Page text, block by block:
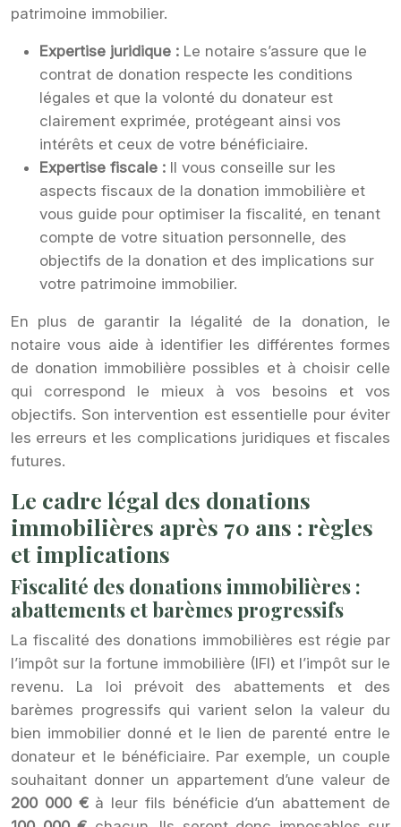
patrimoine immobilier.
Expertise juridique : Le notaire s’assure que le
contrat de donation respecte les conditions
légales et que la volonté du donateur est
clairement exprimée, protégeant ainsi vos
intérêts et ceux de votre bénéficiaire.
Expertise fiscale : Il vous conseille sur les
aspects fiscaux de la donation immobilière et
vous guide pour optimiser la fiscalité, en tenant
compte de votre situation personnelle, des
objectifs de la donation et des implications sur
votre patrimoine immobilier.
En plus de garantir la légalité de la donation, le
notaire vous aide à identifier les différentes formes
de donation immobilière possibles et à choisir celle
qui correspond le mieux à vos besoins et vos
objectifs. Son intervention est essentielle pour éviter
les erreurs et les complications juridiques et fiscales
futures.
Le cadre légal des donations
immobilières après 70 ans : règles
et implications
Fiscalité des donations immobilières :
abattements et barèmes progressifs
La fiscalité des donations immobilières est régie par
l’impôt sur la fortune immobilière (IFI) et l’impôt sur le
revenu. La loi prévoit des abattements et des
barèmes progressifs qui varient selon la valeur du
bien immobilier donné et le lien de parenté entre le
donateur et le bénéficiaire. Par exemple, un couple
souhaitant donner un appartement d’une valeur de
200 000 € à leur fils bénéficie d’un abattement de